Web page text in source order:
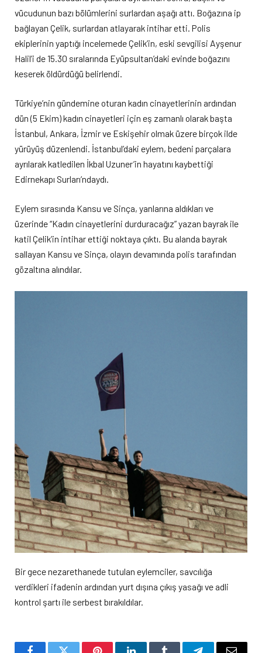
vücudunun bazı bölümlerini surlardan aşağı attı. Boğazına ip
bağlayan Çelik, surlardan atlayarak intihar etti. Polis
ekiplerinin yaptığı incelemede Çelik’in, eski sevgilisi Ayşenur
Halil’i de 15.30 sıralarında Eyüpsultan’daki evinde boğazını
keserek öldürdüğü belirlendi.
Türkiye’nin gündemine oturan kadın cinayetlerinin ardından
dün (5 Ekim) kadın cinayetleri için eş zamanlı olarak başta
İstanbul, Ankara, İzmir ve Eskişehir olmak üzere birçok ilde
yürüyüş düzenlendi. İstanbul’daki eylem, bedeni parçalara
ayrılarak katledilen İkbal Uzuner’in hayatını kaybettiği
Edirnekapı Surları’ndaydı.
Eylem sırasında Kansu ve Sinça, yanlarına aldıkları ve
üzerinde “Kadın cinayetlerini durduracağız” yazan bayrak ile
katil Çelik’in intihar ettiği noktaya çıktı. Bu alanda bayrak
sallayan Kansu ve Sinça, olayın devamında polis tarafından
gözaltına alındılar.
Bir gece nezarethanede tutulan eylemciler, savcılığa
verdikleri ifadenin ardından yurt dışına çıkış yasağı ve adli
kontrol şartı ile serbest bırakıldılar.